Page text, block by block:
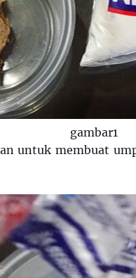
gambar1
untuk membuat